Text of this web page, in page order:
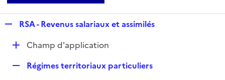
p
RSA - Revenus salariaux et assimilés
DChamp d'application
Régimes territoriaux particuliers